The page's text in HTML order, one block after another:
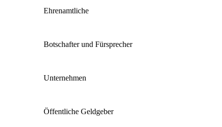
Ehrenamtliche
Botschafter und Fürsprecher
Unternehmen
Öffentliche Geldgeber